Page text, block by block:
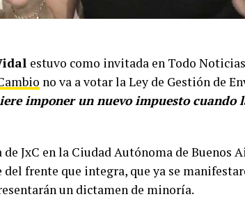
estuvo como invitada en Todo
no va a votar la Ley de Gestión de
imponer un nuevo impuesto cuando
JxC en la Ciudad Autónoma de Buenos
del frente que integra, que ya se
un dictamen de minoría.